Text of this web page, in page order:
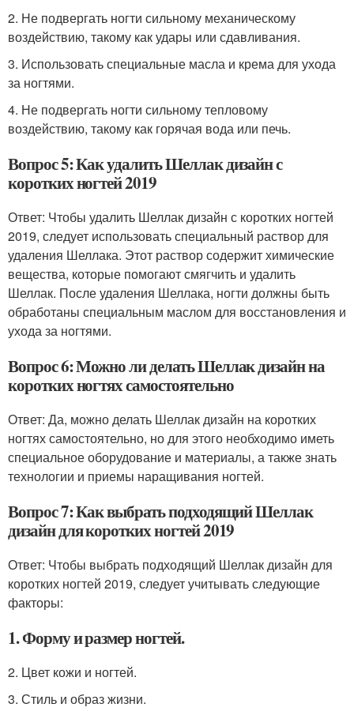
2. Не подвергать ногти сильному механическому
воздействию, такому как удары или сдавливания.
3. Использовать специальные масла и крема для ухода
за ногтями.
4. Не подвергать ногти сильному тепловому
воздействию, такому как горячая вода или печь.
Вопрос 5: Как удалить Шеллак дизайн с
коротких ногтей 2019
Ответ: Чтобы удалить Шеллак дизайн с коротких ногтей
2019, следует использовать специальный раствор для
удаления Шеллака. Этот раствор содержит химические
вещества, которые помогают смягчить и удалить
Шеллак. После удаления Шеллака, ногти должны быть
обработаны специальным маслом для восстановления и
ухода за ногтями.
Вопрос 6: Можно ли делать Шеллак дизайн на
коротких ногтях самостоятельно
Ответ: Да, можно делать Шеллак дизайн на коротких
ногтях самостоятельно, но для этого необходимо иметь
специальное оборудование и материалы, а также знать
технологии и приемы наращивания ногтей.
Вопрос 7: Как выбрать подходящий Шеллак
дизайн для коротких ногтей 2019
Ответ: Чтобы выбрать подходящий Шеллак дизайн для
коротких ногтей 2019, следует учитывать следующие
факторы:
1. Форму и размер ногтей.
2. Цвет кожи и ногтей.
3. Стиль и образ жизни.